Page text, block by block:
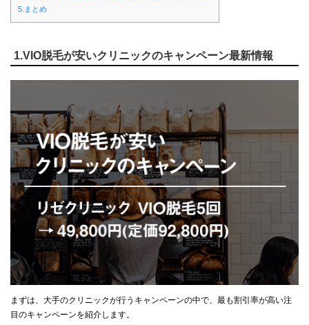
5.まとめ
1.VIO脱毛が安いクリニックのキャンペーン最新情報
まずは、大手のクリニックが行うキャンペーンの中で、最も割引率が高い注
目のキャンペーンを紹介します。